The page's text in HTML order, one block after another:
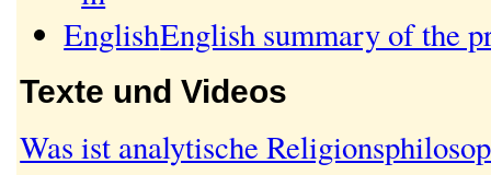
English summary of the
Texte und Videos
Was ist analytische